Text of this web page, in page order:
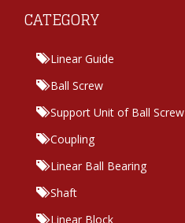
CATEGORY
Linear Guide
Ball Screw
Support Unit of Ball Screw
Coupling
Linear Ball Bearing
Shaft
Linear Block